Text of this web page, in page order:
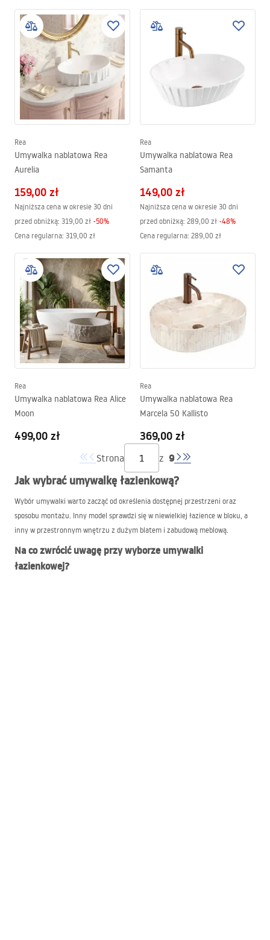
Rea
Umywalka nablatowa Rea
Aurelia
159,00 zł
Najniższa cena w okresie 30 dni
przed obniżką: 319,00 zł -50%
Cena regularna: 319,00 zł
Rea
Umywalka nablatowa Rea
Samanta
149,00 zł
Najniższa cena w okresie 30 dni
przed obniżką: 289,00 zł -48%
Cena regularna: 289,00 zł
Rea
Umywalka nablatowa Rea Alice
Moon
499,00 zł
Rea
Umywalka nablatowa Rea
Marcela 50 Kallisto
369,00 zł
Strona z 9
Jak wybrać umywalkę łazienkową?
Wybór umywalki warto zacząć od określenia dostępnej przestrzeni oraz
sposobu montażu. Inny model sprawdzi się w niewielkiej łazience w bloku, a
inny w przestronnym wnętrzu z dużym blatem i zabudową meblową.
Na co zwrócić uwagę przy wyborze umywalki
łazienkowej?